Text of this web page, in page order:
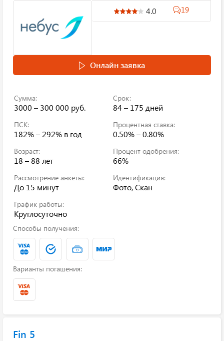
4.0 19
Онлайн заявка
Сумма:
3000 – 300 000 руб.
Срок:
84 – 175 дней
ПСК:
182% – 292% в год
Процентная ставка:
0.50% – 0.80%
Возраст:
18 – 88 лет
Процент одобрения:
66%
Рассмотрение анкеты:
До 15 минут
Идентификация:
Фото, Скан
График работы:
Круглосуточно
Способы получения:
Варианты погашения:
Fin 5